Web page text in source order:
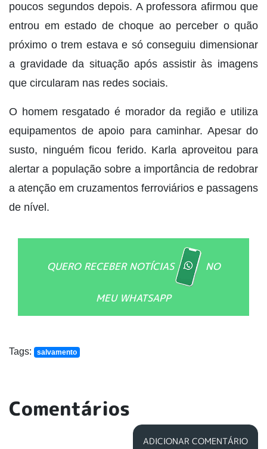
poucos segundos depois. A professora afirmou que
entrou em estado de choque ao perceber o quão
próximo o trem estava e só conseguiu dimensionar
a gravidade da situação após assistir às imagens
que circularam nas redes sociais.
O homem resgatado é morador da região e utiliza
equipamentos de apoio para caminhar. Apesar do
susto, ninguém ficou ferido. Karla aproveitou para
alertar a população sobre a importância de redobrar
a atenção em cruzamentos ferroviários e passagens
de nível.
QUERO RECEBER NOTÍCIAS NO
MEU WHATSAPP
Tags: salvamento
Comentários
ADICIONAR COMENTÁRIO